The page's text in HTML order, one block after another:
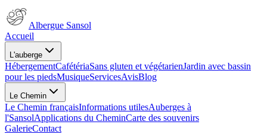
Albergue Sansol
Accueil
L'auberge
HébergementCafétériaSans gluten et végétarienJardin avec bassin
pour les piedsMusiqueServicesAvisBlog
Le Chemin
Le Chemin françaisInformations utilesAuberges à
l'SansolApplications du CheminCarte des souvenirs
GalerieContact